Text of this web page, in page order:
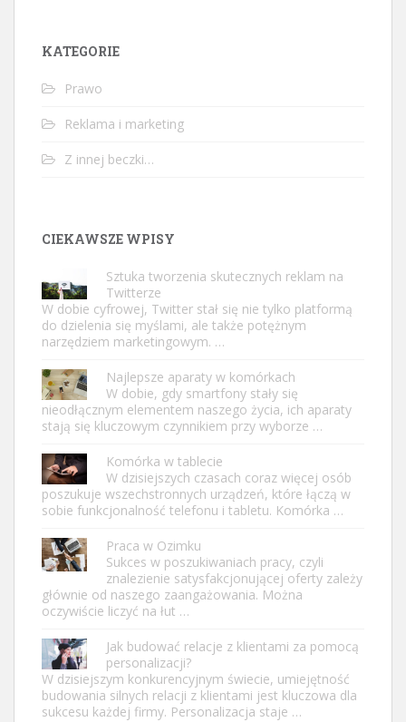
KATEGORIE
Prawo
Reklama i marketing
Z innej beczki…
CIEKAWSZE WPISY
Sztuka tworzenia skutecznych reklam na
Twitterze
W dobie cyfrowej, Twitter stał się nie tylko platformą
do dzielenia się myślami, ale także potężnym
narzędziem marketingowym. …
Najlepsze aparaty w komórkach
W dobie, gdy smartfony stały się
nieodłącznym elementem naszego życia, ich aparaty
stają się kluczowym czynnikiem przy wyborze …
Komórka w tablecie
W dzisiejszych czasach coraz więcej osób
poszukuje wszechstronnych urządzeń, które łączą w
sobie funkcjonalność telefonu i tabletu. Komórka …
Praca w Ozimku
Sukces w poszukiwaniach pracy, czyli
znalezienie satysfakcjonującej oferty zależy
głównie od naszego zaangażowania. Można
oczywiście liczyć na łut …
Jak budować relacje z klientami za pomocą
personalizacji?
W dzisiejszym konkurencyjnym świecie, umiejętność
budowania silnych relacji z klientami jest kluczowa dla
sukcesu każdej firmy. Personalizacja staje …